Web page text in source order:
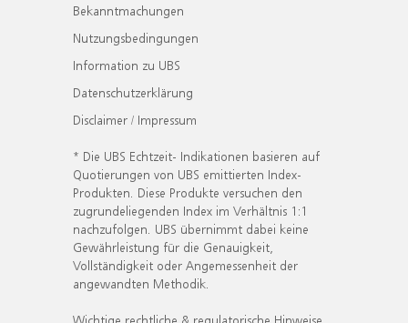
Bekanntmachungen
Nutzungsbedingungen
Information zu UBS
Datenschutzerklärung
Disclaimer / Impressum
* Die UBS Echtzeit- Indikationen basieren auf
Quotierungen von UBS emittierten Index-
Produkten. Diese Produkte versuchen den
zugrundeliegenden Index im Verhältnis 1:1
nachzufolgen. UBS übernimmt dabei keine
Gewährleistung für die Genauigkeit,
Vollständigkeit oder Angemessenheit der
angewandten Methodik.